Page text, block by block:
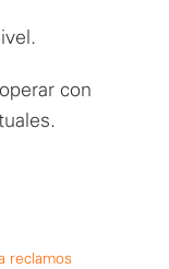
con
reclamos